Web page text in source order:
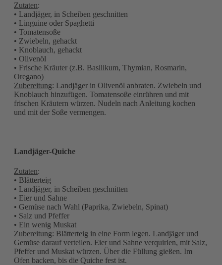
Zutaten:
• Landjäger, in Scheiben geschnitten
• Linguine oder Spaghetti
• Tomatensoße
• Zwiebeln, gehackt
• Knoblauch, gehackt
• Olivenöl
• Frische Kräuter (z.B. Basilikum, Thymian, Rosmarin,
Oregano)
Zubereitung: Landjäger in Olivenöl anbraten. Zwiebeln und
Knoblauch hinzufügen. Tomatensoße einrühren und mit
frischen Kräutern würzen. Nudeln nach Anleitung kochen
und mit der Soße vermengen.
Landjäger-Quiche
Zutaten:
• Blätterteig
• Landjäger, in Scheiben geschnitten
• Eier und Sahne
• Gemüse nach Wahl (Paprika, Zwiebeln, Spinat)
• Salz und Pfeffer
• Ein wenig Muskat
Zubereitung: Blätterteig in eine Form legen. Landjäger und
Gemüse darauf verteilen. Eier und Sahne verquirlen, mit Salz,
Pfeffer und Muskat würzen. Über die Füllung gießen. Im
Ofen backen, bis die Quiche fest ist.